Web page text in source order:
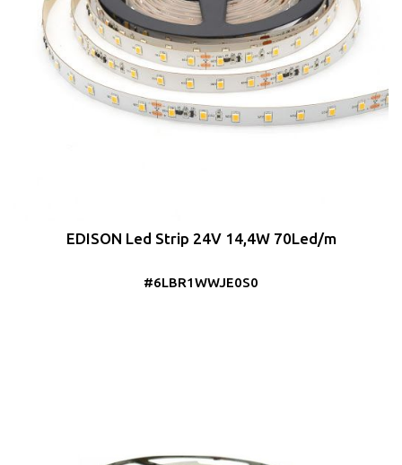
EDISON Led Strip 24V 14,4W 70Led/m
#6LBR1WWJE0S0